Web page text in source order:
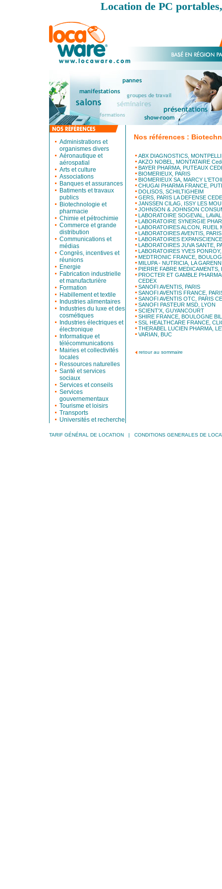
Location de PC
Administrations et
organismes divers
Aéronautique et
aérospatial
Arts et culture
Associations
Banques et assurances
Batiments et travaux
publics
Biotechnologie et
pharmacie
Chimie et pétrochimie
Commerce et grande
distribution
Communications et
médias
Congrès, incentives et
réunions
Energie
Fabrication industrielle
et manufacturière
Formation
Habillement et textile
Industries alimentaires
Industries du luxe et des
cosmétiques
Industries électriques et
électronique
Informatique et
télécommunications
Mairies et collectivités
locales
Ressources naturelles
Santé et services
sociaux
Services et conseils
Services
gouvernementaux
Tourisme et loisirs
Transports
Universités et recherche
Nos références :
ABX DIAGNOSTICS,
AKZO NOBEL, MONTATAIRE
BAYER PHARMA, PUTEAUX
BIOMERIEUX, PARIS
BIOMERIEUX SA, MARCY
CHUGAI PHARMA FRANCE,
DOLISOS, SCHILTIGHEIM
GERS, PARIS LA DEFENSE
JANSSEN CILAG, ISSY LES
JOHNSON & JOHNSON
LABORATOIRE SOGEVAL,
LABORATOIRE SYNERGIE
LABORATOIRES ALCON, RUEIL
LABORATOIRES AVENTIS, PARIS
LABORATOIRES
LABORATOIRES JUVA SANTE,
LABORATOIRES YVES
MEDTRONIC FRANCE,
MILUPA - NUTRICIA, LA
PIERRE FABRE
PROCTER ET GAMBLE
CEDEX
SANOFI AVENTIS, PARIS
SANOFI AVENTIS FRANCE,
SANOFI AVENTIS OTC, PARIS
SANOFI PASTEUR MSD, LYON
SCIENT'X, GUYANCOURT
SHIRE FRANCE, BOULOGNE
SSL HEALTHCARE FRANCE,
THERABEL LUCIEN PHARMA,
VARIAN, BUC
retour au sommaire
TARIF GÉNÉRAL DE LOCATION| CONDITIONS GENERALES DE